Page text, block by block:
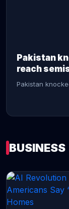
Pakistan
reach
Pakistan
CONTINUE
BUSINESS